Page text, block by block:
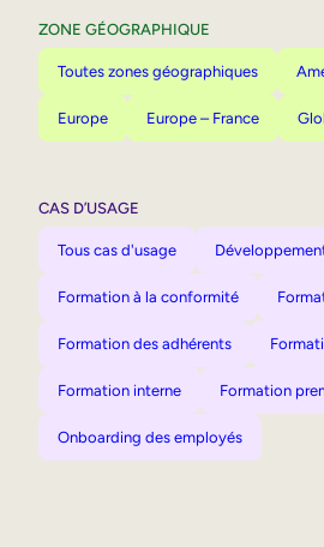
ZONE GÉOGRAPHIQUE
Toutes zones géographiques
Europe Europe – France
CAS D’USAGE
Tous cas d'usage
Formation à la conformité
Formation des adhérents
Formation interne Formation
Onboarding des employés